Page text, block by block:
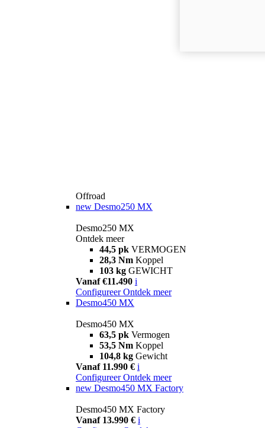
Offroad
new Desmo250 MX
Desmo250 MX
Ontdek meer
44,5 pk VERMOGEN
28,3 Nm Koppel
103 kg GEWICHT
Vanaf €11.490 i
Configureer Ontdek meer
Desmo450 MX
Desmo450 MX
63,5 pk Vermogen
53,5 Nm Koppel
104,8 kg Gewicht
Vanaf 11.990 € i
Configureer Ontdek meer
new Desmo450 MX Factory
Desmo450 MX Factory
Vanaf 13.990 € i